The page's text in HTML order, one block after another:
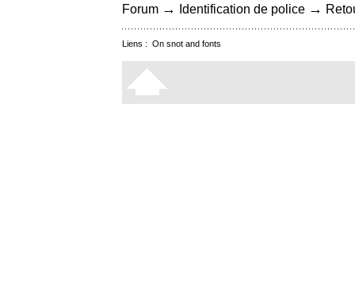
Forum → Identification de police →
Liens : On snot and fonts